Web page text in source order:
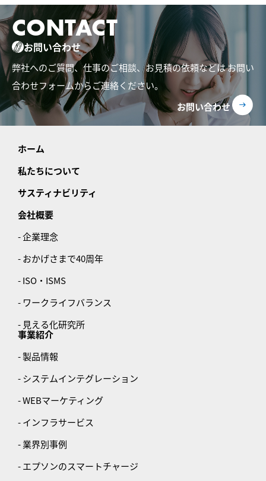
CONTACT
お問い合わせ
弊社へのご質問、仕事のご相談、お見積の依頼などはお問い
合わせフォームからご連絡ください。
お問い合わせ
ホーム
私たちについて
サスティナビリティ
会社概要
- 企業理念
- おかげさまで40周年
- ISO・ISMS
- ワークライフバランス
- 見える化研究所
事業紹介
- 製品情報
- システムインテグレーション
- WEBマーケティング
- インフラサービス
- 業界別事例
- エプソンのスマートチャージ